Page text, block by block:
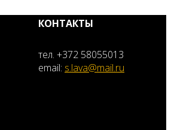
КОНТАКТЫ
тел. +372 58055013
email: s.lava@mail.ru